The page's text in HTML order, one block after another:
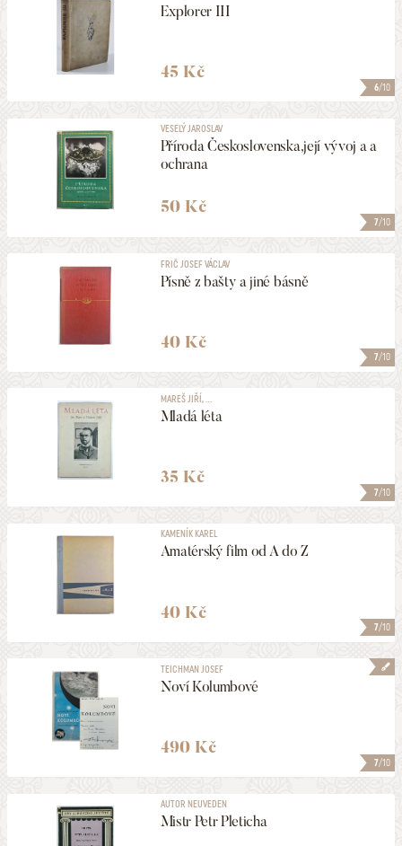
6/10
Explorer III
45 Kč
7/10
VESELÝ JAROSLAV
Příroda Československa,její vývoj a a
ochrana
50 Kč
7/10
FRIČ JOSEF VÁCLAV
Písně z bašty a jiné básně
40 Kč
7/10
MAREŠ JIŘÍ, ...
Mladá léta
35 Kč
7/10
KAMENÍK KAREL
Amatérský film od A do Z
40 Kč
7/10
TEICHMAN JOSEF
Noví Kolumbové
490 Kč
AUTOR NEUVEDEN
Mistr Petr Pleticha